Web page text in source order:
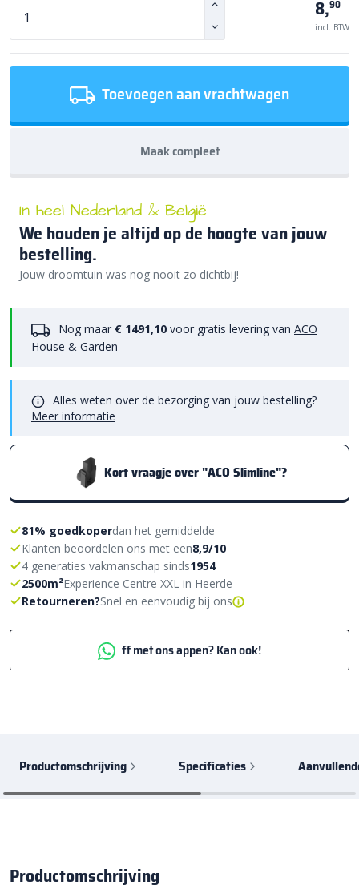
8,90
incl. BTW
Toevoegen aan vrachtwagen
Maak compleet
In heel Nederland & België
We houden je altijd op de hoogte van jouw
bestelling.
Jouw droomtuin was nog nooit zo dichtbij!
Nog maar € 1491,10 voor gratis levering van ACO
House & Garden
Alles weten over de bezorging van jouw bestelling?
Meer informatie
Kort vraagje over "ACO Slimline"?
81% goedkoperdan het gemiddelde
Klanten beoordelen ons met een8,9/10
4 generaties vakmanschap sinds1954
2500m²Experience Centre XXL in Heerde
Retourneren?Snel en eenvoudig bij ons
ff met ons appen? Kan ook!
Productomschrijving Specificaties
Productomschrijving